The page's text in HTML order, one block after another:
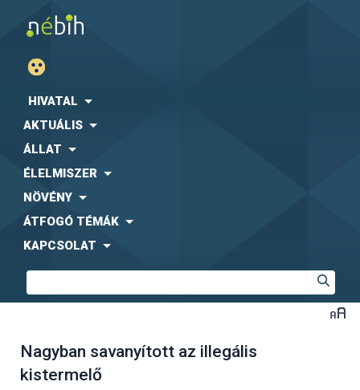
HIVATAL
AKTUÁLIS
ÁLLAT
ÉLELMISZER
NÖVÉNY
ÁTFOGÓ TÉMÁK
KAPCSOLAT
Nagyban savanyított az illegális
kistermelő